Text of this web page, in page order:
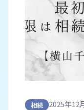
相続 2025年12